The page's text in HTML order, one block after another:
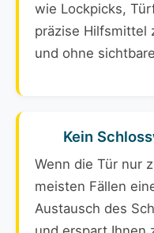
wie Lockpicks,
präzise Hilfsmittel
und ohne
Kein
Wenn die Tür nur
meisten Fällen
Austausch des